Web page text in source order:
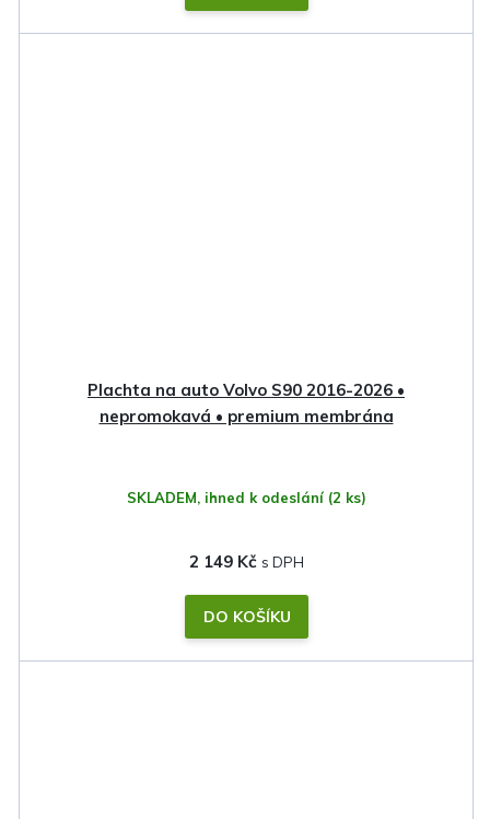
Plachta na auto Volvo S90 2016-2026 •
nepromokavá • premium membrána
SKLADEM, ihned k odeslání (2 ks)
2 149 Kč
DO KOŠÍKU